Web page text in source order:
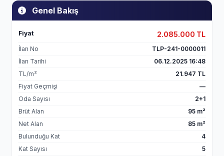
Genel Bakış
Fiyat 2.085.000 TL
İlan No
TLP-241-0000011
İlan Tarihi
06.12.2025 16:48
TL/m²
21.947 TL
Fiyat Geçmişi
—
Oda Sayısı
2+1
Brüt Alan
95 m²
Net Alan
85 m²
Bulunduğu Kat
4
Kat Sayısı
5